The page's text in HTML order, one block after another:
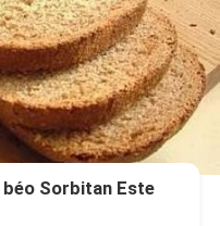
Sorbitan Este